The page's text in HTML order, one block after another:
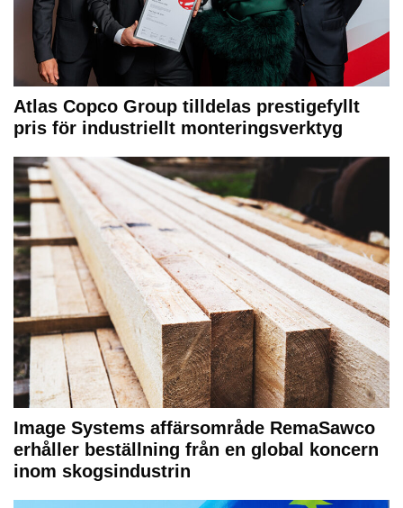
Atlas Copco Group tilldelas prestigefyllt
pris för industriellt monteringsverktyg
Image Systems affärsområde RemaSawco
erhåller beställning från en global koncern
inom skogsindustrin